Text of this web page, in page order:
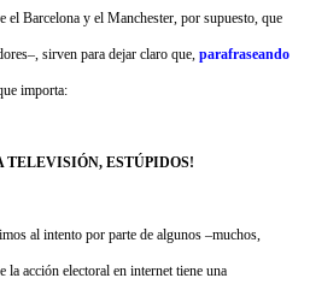
el Barcelona y el Manchester, por supuesto, que
sirven para dejar claro que, parafraseando
importa:
TELEVISIÓN, ESTÚPIDOS!
al intento por parte de algunos –muchos,
la acción electoral en internet tiene una